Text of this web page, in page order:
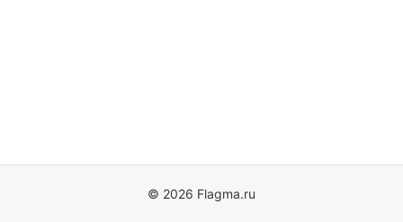
© 2026 Flagma.ru